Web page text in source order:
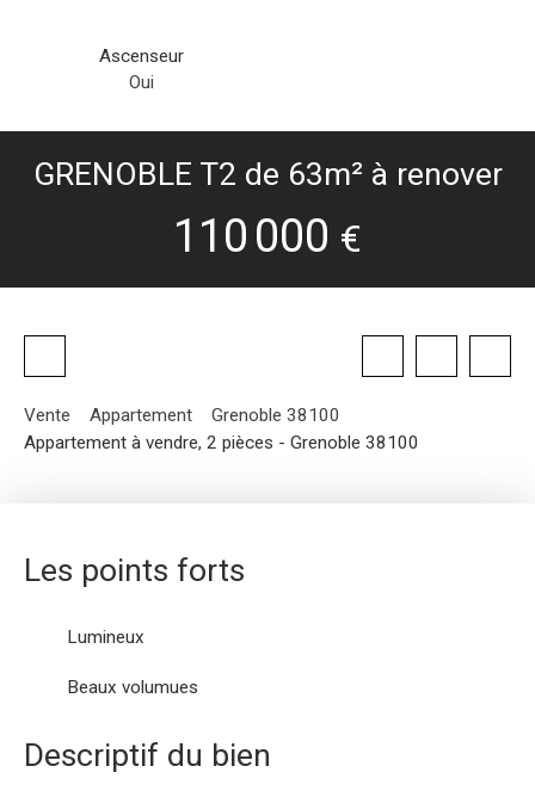
Ascenseur
Oui
GRENOBLE T2 de 63m² à renover
110 000 €
Vente Appartement
Grenoble 38100
Appartement à vendre, 2 pièces - Grenoble 38100
Les points forts
Lumineux
Beaux volumues
Descriptif du bien